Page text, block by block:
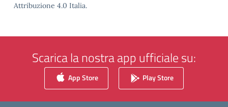
Attribuzione 4.0 Italia.
Scarica la nostra app ufficiale su:
App Store Play Store